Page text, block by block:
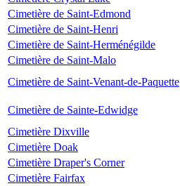
Cimetière de Saint-Edmond
Cimetière de Saint-Henri
Cimetière de Saint-Herménégilde
Cimetière de Saint-Malo
Cimetière de Saint-Venant-de-Paquette
Cimetière de Sainte-Edwidge
Cimetière Dixville
Cimetière Doak
Cimetière Draper's Corner
Cimetière Fairfax